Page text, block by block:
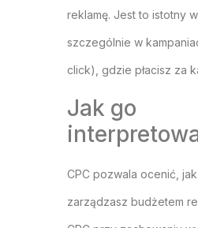
reklamę. Jest to istotny
szczególnie w
click), gdzie płacisz za
Jak go
CPC pozwala ocenić,
zarządzasz budżetem